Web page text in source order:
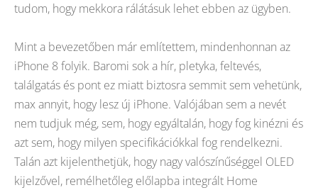
tudom, hogy mekkora rálátásuk lehet ebben az ügyben.
Mint a bevezetőben már említettem, mindenhonnan az
iPhone 8 folyik. Baromi sok a hír, pletyka, feltevés,
találgatás és pont ez miatt biztosra semmit sem vehetünk,
max annyit, hogy lesz új iPhone. Valójában sem a nevét
nem tudjuk még, sem, hogy egyáltalán, hogy fog kinézni és
azt sem, hogy milyen specifikációkkal fog rendelkezni.
Talán azt kijelenthetjük, hogy nagy valószínűséggel OLED
kijelzővel, remélhetőleg előlapba integrált Home